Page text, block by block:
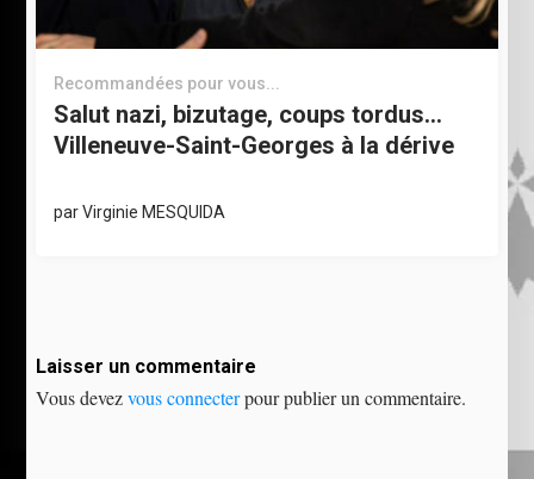
Recommandées pour vous...
Salut nazi, bizutage, coups tordus…
Villeneuve-Saint-Georges à la dérive
parVirginie MESQUIDA
Laisser un commentaire
Vous devezvous connecterpour publier un commentaire.